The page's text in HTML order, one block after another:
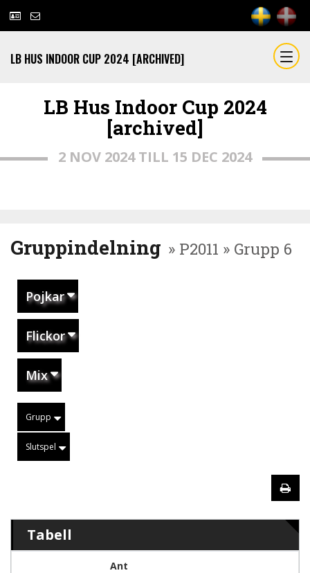
LB HUS INDOOR CUP 2024 [ARCHIVED]
LB Hus Indoor Cup 2024
[archived]
2 NOV 2024 TILL 15 DEC 2024
Gruppindelning » P2011 » Grupp 6
Pojkar
Flickor
Mix
Grupp
Slutspel
Tabell
Ant